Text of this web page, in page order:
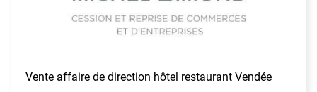
Vente affaire de direction hôtel restaurant Vendée